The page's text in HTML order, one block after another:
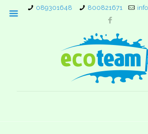
089301648 800821671